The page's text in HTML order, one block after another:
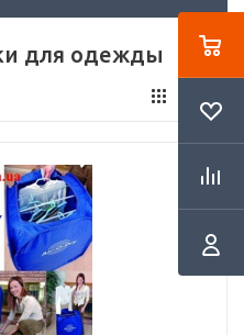
для одежды